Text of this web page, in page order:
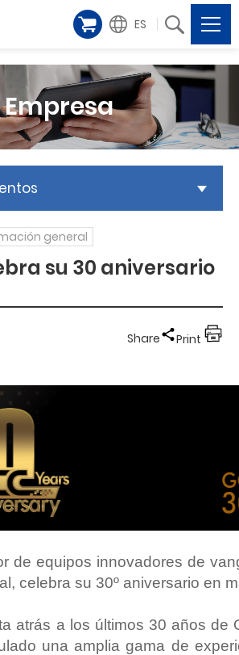
ES
Empresa
general
su 30 aniversario
Share Print
de equipos innovadores de
celebra su 30º aniversario en
atrás a los últimos 30 años de
una amplia gama de